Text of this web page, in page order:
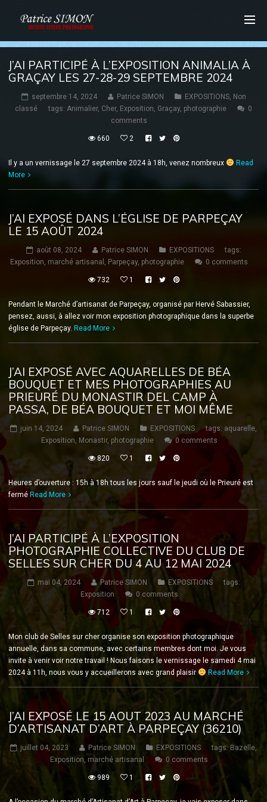
J’AI PARTICIPÉ À L’EXPOSITION ANIMALIA À
GRAÇAY LES 27-28-29 SEPTEMBRE 2024
septembre 14, 2024 Patrice SIMON EXPOSITIONS, Non
classé
tags: Animalier, Cher, Exposition, Graçay, photographie
0
comments
660 2
Il y a un vernissage le 27 septembre 2024 à 18h, venez nombreux
Read
More
J’AI EXPOSÉ DANS L’ÉGLISE DE PARPEÇAY
LE 15 AOÛT 2024
août 08, 2024 Patrice SIMON EXPOSITIONS
tags:
Exposition, marché artisanal , Parpeçay, photographie 0 comments
732 1
Pendant le Marché d’artisanat de Parpeçay, organisé par Hervé Sabassier,
pensez, aussi, à allez voir mon exposition photographique dans la superbe
église de Parpeçay. Read More
J’AI EXPOSÉ AVEC AQUARELLES DE BÉA
BOUQUET ET MES PHOTOGRAPHIES AU
PRIEURÉ DU MONASTIR DEL CAMP À
PASSA, DE BÉA BOUQUET ET MOI MÊME
juin 14, 2024 Patrice SIMON EXPOSITIONS tags: aquarelle,
Exposition, Monastir, photographie 0 comments
820 1
Heures d’ouverture : 15h à 18h tous les jours sauf le jeudi où le Prieuré est
fermé Read More
J’AI PARTICIPÉ À L’EXPOSITION
PHOTOGRAPHIE COLLECTIVE DU CLUB DE
SELLES SUR CHER DU 4 AU 12 MAI 2024
mai 04, 2024 Patrice SIMON EXPOSITIONS
tags:
Exposition
0 comments
712 1
Mon club de Selles sur cher organise son exposition photographique
annuelle, dans sa commune, avec certains membres dont moi. Je vous
invite à venir voir notre travail ! Nous faisons le vernissage le samedi 4 mai
2024 à 11h, nous vous y accueillerons avec grand plaisir
Read More
J’AI EXPOSÉ LE 15 AOUT 2023 AU MARCHÉ
D’ARTISANAT D’ART À PARPEÇAY (36210)
juillet 04, 2023 Patrice SIMON EXPOSITIONS tags: Bazelle,
Exposition, marché artisanal 0 comments
989 1